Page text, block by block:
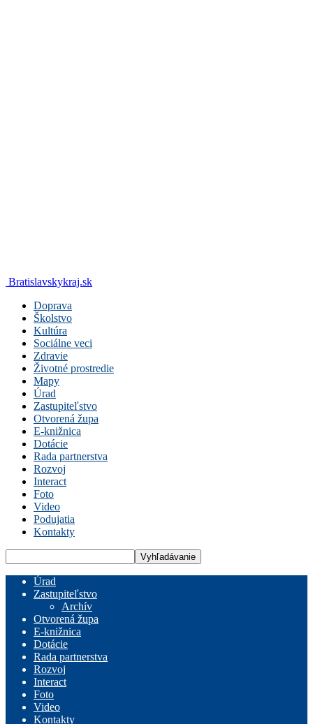
Bratislavskykraj.sk
Doprava
Školstvo
Kultúra
Sociálne veci
Zdravie
Životné prostredie
Mapy
Úrad
Zastupiteľstvo
Otvorená župa
E-knižnica
Dotácie
Rada partnerstva
Rozvoj
Interact
Foto
Video
Podujatia
Kontakty
Úrad
Zastupiteľstvo
Archív
Otvorená župa
E-knižnica
Dotácie
Rada partnerstva
Rozvoj
Interact
Foto
Video
Kontakty